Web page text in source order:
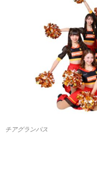
チアグランパス